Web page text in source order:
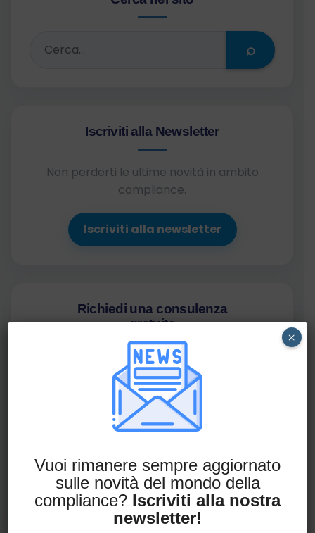
⌕
Iscriviti alla Newsletter
Non perderti le ultime novità in ambito
compliance.
Iscriviti alla newsletter
Richiedi una consulenza
gratuita
Hai qualche dubbio in materia di compliance
assicurativa?
Prenota una consulenza gratuita con il team
AssiCompliance e ottieni chiarimenti operativi
Prenota una consulenza
Vuoi rimanere sempre aggiornato
sulle novità del mondo della
compliance? Iscriviti alla nostra
newsletter!
×